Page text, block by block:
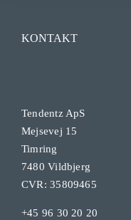
KONTAKT
Tendentz ApS
Mejsevej 15
Timring
7480 Vildbjerg
CVR: 35809465
+45 96 30 20 20